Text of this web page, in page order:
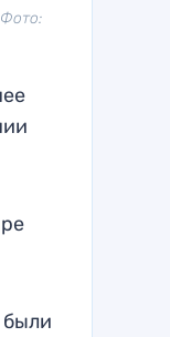
были